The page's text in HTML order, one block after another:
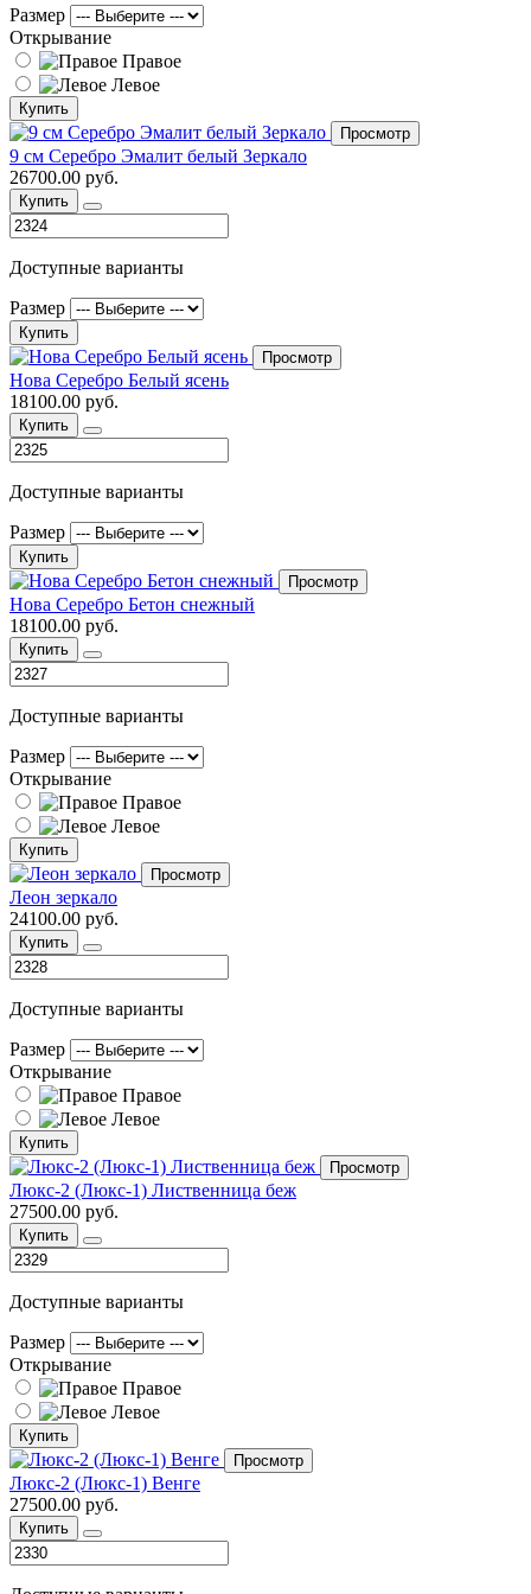
Размер
Открывание
Правое
Левое
Купить
Просмотр
9 см Серебро Эмалит белый Зеркало
26700.00 руб.
Купить
Доступные варианты
Размер
Купить
Просмотр
Нова Серебро Белый ясень
18100.00 руб.
Купить
Доступные варианты
Размер
Купить
Просмотр
Нова Серебро Бетон снежный
18100.00 руб.
Купить
Доступные варианты
Размер
Открывание
Правое
Левое
Купить
Просмотр
Леон зеркало
24100.00 руб.
Купить
Доступные варианты
Размер
Открывание
Правое
Левое
Купить
Просмотр
Люкс-2 (Люкс-1) Лиственница беж
27500.00 руб.
Купить
Доступные варианты
Размер
Открывание
Правое
Левое
Купить
Просмотр
Люкс-2 (Люкс-1) Венге
27500.00 руб.
Купить